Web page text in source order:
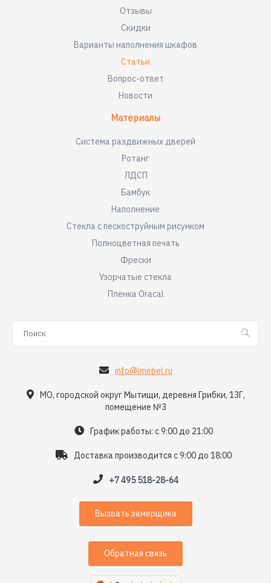
Отзывы
Скидки
Варианты наполнения шкафов
Статьи
Вопрос-ответ
Новости
Материалы
Система раздвижных дверей
Ротанг
ЛДСП
Бамбук
Наполнение
Стекла с пескоструйным рисунком
Полноцветная печать
Фрески
Узорчатые стекла
Пленка Oracal
info@lmebel.ru
МО, городской округ Мытищи, деревня Грибки, 13Г,
помещение №3
График работы: с 9:00 до 21:00
Доставка производится с 9:00 до 18:00
+7 495 518-28-64
Вызвать замерщика
Обратная связь